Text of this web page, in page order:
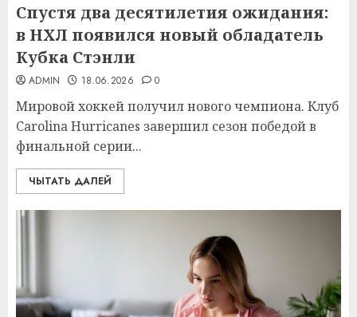
Спустя два десятилетия ожидания:
в НХЛ появился новый обладатель
Кубка Стэнли
ADMIN 18.06.2026 0
Мировой хоккей получил нового чемпиона. Клуб
Carolina Hurricanes завершил сезон победой в
финальной серии...
ЧЫТАТЬ ДАЛЕЙ